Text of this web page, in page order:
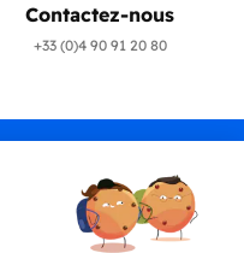
Contactez-nous
+33 (0)4 90 91 20 80